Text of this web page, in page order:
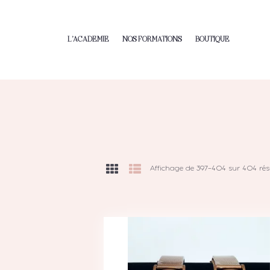
L’ACADEMIE NOS FORMATIONS BOUTIQUE
Affichage de 397–404 sur 404